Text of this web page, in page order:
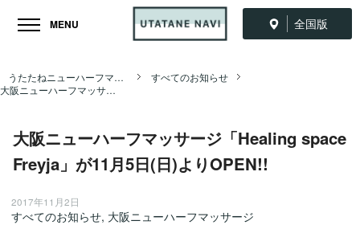
全国版
MENU
うたたねニューハーフマッサージ全国ナビ TOP
すべてのお知らせ
大阪ニューハーフマッサージ「Healing space Freyja」が11月5日(日)よりOPEN!!
大阪ニューハーフマッサージ「Healing space
Freyja」が11月5日(日)よりOPEN!!
2017年11月2日
すべてのお知らせ, 大阪ニューハーフマッサージ